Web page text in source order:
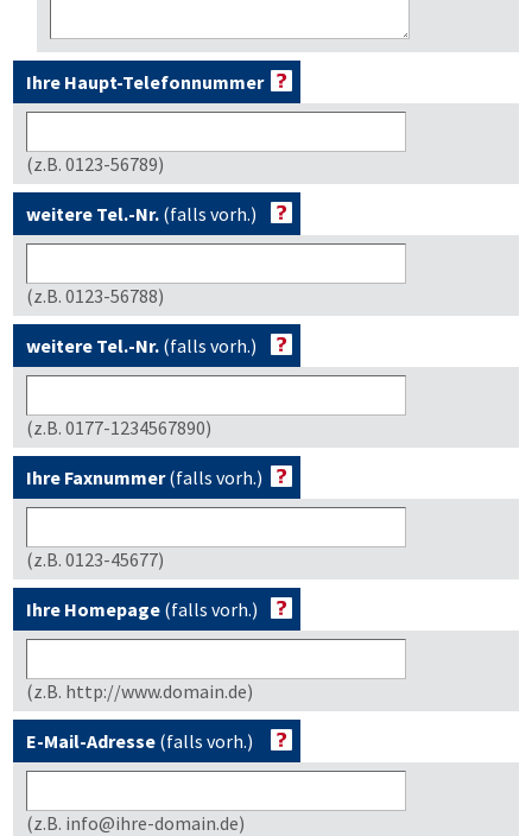
Ihre Haupt-Telefonnummer
(z.B. 0123-56789)
weitere Tel.-Nr. (falls vorh.)
(z.B. 0123-56788)
weitere Tel.-Nr. (falls vorh.)
(z.B. 0177-1234567890)
Ihre Faxnummer(falls vorh.)
(z.B. 0123-45677)
Ihre Homepage (falls vorh.)
(z.B. http://www.domain.de)
E-Mail-Adresse (falls vorh.)
(z.B. info@ihre-domain.de)